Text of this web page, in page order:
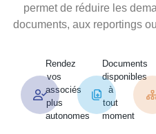
permet de réduire les
documents, aux reportings
Rendez
vos
associés
plus
autonomes
Documents
disponibles
à
tout
moment